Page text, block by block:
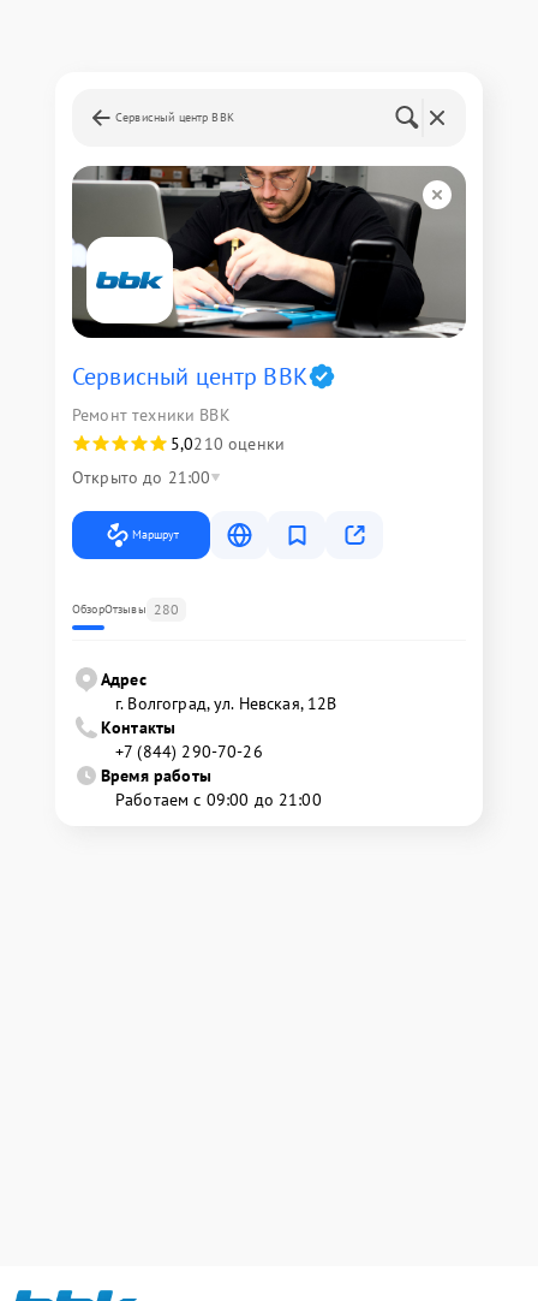
Сервисный центр BBK
Сервисный центр BBK
Ремонт техники BBK
5,0210 оценки
Открыто до 21:00
Маршрут
ОбзорОтзывы 280
Адрес
г. Волгоград, ул. Невская, 12В
Контакты
+7 (844) 290-70-26
Время работы
Работаем с 09:00 до 21:00